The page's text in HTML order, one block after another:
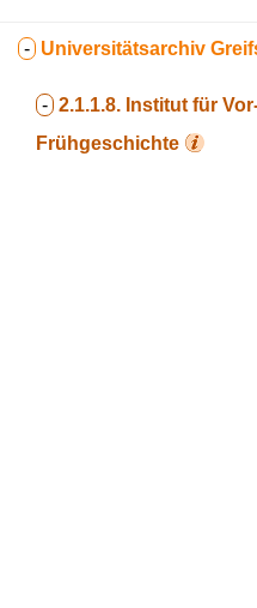
- Universitätsarchiv
- 2.1.1.8. Institut für
Frühgeschichte